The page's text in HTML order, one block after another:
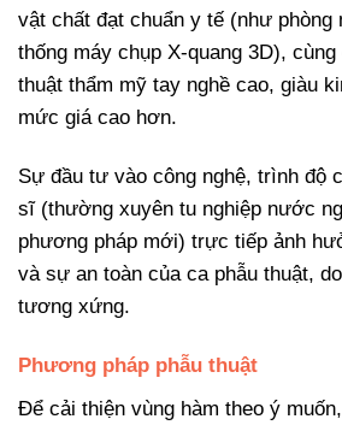
vật chất đạt chuẩn y tế (như phòng
thống máy chụp X-quang 3D),
thuật thẩm mỹ tay nghề cao, giàu
mức giá cao hơn.
Sự đầu tư vào công nghệ, trình độ
sĩ (thường xuyên tu nghiệp nước
phương pháp mới) trực tiếp ảnh
và sự an toàn của ca phẫu thuật,
tương xứng.
Phương pháp phẫu thuật
Để cải thiện vùng hàm theo ý